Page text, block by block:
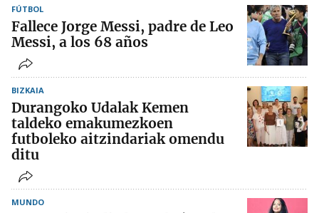
FÚTBOL
Fallece Jorge Messi, padre de Leo
Messi, a los 68 años
BIZKAIA
Durangoko Udalak Kemen
taldeko emakumezkoen
futboleko aitzindariak omendu
ditu
MUNDO